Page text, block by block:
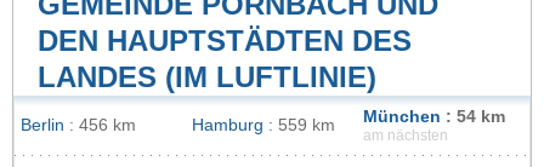
DEN HAUPTSTÄDTEN DES
LANDES (IM LUFTLINIE)
Berlin : 456 km Hamburg : 559 km München : 54 km
am nächsten